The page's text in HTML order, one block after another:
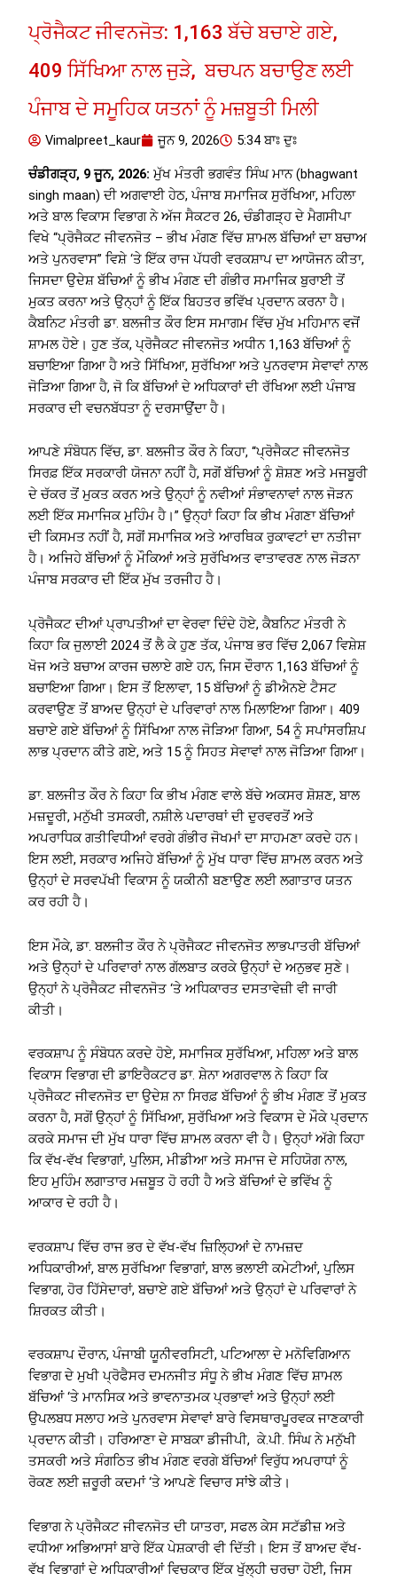
ਪ੍ਰੋਜੈਕਟ ਜੀਵਨਜੋਤ: 1,163 ਬੱਚੇ ਬਚਾਏ ਗਏ,
409 ਸਿੱਖਿਆ ਨਾਲ ਜੁੜੇ, ਬਚਪਨ ਬਚਾਉਣ ਲਈ
ਪੰਜਾਬ ਦੇ ਸਮੂਹਿਕ ਯਤਨਾਂ ਨੂੰ ਮਜ਼ਬੂਤੀ ਮਿਲੀ
Vimalpreet_kaur ਜੂਨ 9, 2026 5:34 ਬਾਃ ਦੁਃ
ਚੰਡੀਗੜ੍ਹ, 9 ਜੂਨ, 2026: ਮੁੱਖ ਮੰਤਰੀ ਭਗਵੰਤ ਸਿੰਘ ਮਾਨ (bhagwant
singh maan) ਦੀ ਅਗਵਾਈ ਹੇਠ, ਪੰਜਾਬ ਸਮਾਜਿਕ ਸੁਰੱਖਿਆ, ਮਹਿਲਾ
ਅਤੇ ਬਾਲ ਵਿਕਾਸ ਵਿਭਾਗ ਨੇ ਅੱਜ ਸੈਕਟਰ 26, ਚੰਡੀਗੜ੍ਹ ਦੇ ਮੈਗਸੀਪਾ
ਵਿਖੇ “ਪ੍ਰੋਜੈਕਟ ਜੀਵਨਜੋਤ – ਭੀਖ ਮੰਗਣ ਵਿੱਚ ਸ਼ਾਮਲ ਬੱਚਿਆਂ ਦਾ ਬਚਾਅ
ਅਤੇ ਪੁਨਰਵਾਸ” ਵਿਸ਼ੇ ‘ਤੇ ਇੱਕ ਰਾਜ ਪੱਧਰੀ ਵਰਕਸ਼ਾਪ ਦਾ ਆਯੋਜਨ ਕੀਤਾ,
ਜਿਸਦਾ ਉਦੇਸ਼ ਬੱਚਿਆਂ ਨੂੰ ਭੀਖ ਮੰਗਣ ਦੀ ਗੰਭੀਰ ਸਮਾਜਿਕ ਬੁਰਾਈ ਤੋਂ
ਮੁਕਤ ਕਰਨਾ ਅਤੇ ਉਨ੍ਹਾਂ ਨੂੰ ਇੱਕ ਬਿਹਤਰ ਭਵਿੱਖ ਪ੍ਰਦਾਨ ਕਰਨਾ ਹੈ।
ਕੈਬਨਿਟ ਮੰਤਰੀ ਡਾ. ਬਲਜੀਤ ਕੌਰ ਇਸ ਸਮਾਗਮ ਵਿੱਚ ਮੁੱਖ ਮਹਿਮਾਨ ਵਜੋਂ
ਸ਼ਾਮਲ ਹੋਏ। ਹੁਣ ਤੱਕ, ਪ੍ਰੋਜੈਕਟ ਜੀਵਨਜੋਤ ਅਧੀਨ 1,163 ਬੱਚਿਆਂ ਨੂੰ
ਬਚਾਇਆ ਗਿਆ ਹੈ ਅਤੇ ਸਿੱਖਿਆ, ਸੁਰੱਖਿਆ ਅਤੇ ਪੁਨਰਵਾਸ ਸੇਵਾਵਾਂ ਨਾਲ
ਜੋੜਿਆ ਗਿਆ ਹੈ, ਜੋ ਕਿ ਬੱਚਿਆਂ ਦੇ ਅਧਿਕਾਰਾਂ ਦੀ ਰੱਖਿਆ ਲਈ ਪੰਜਾਬ
ਸਰਕਾਰ ਦੀ ਵਚਨਬੱਧਤਾ ਨੂੰ ਦਰਸਾਉਂਦਾ ਹੈ।
ਆਪਣੇ ਸੰਬੋਧਨ ਵਿੱਚ, ਡਾ. ਬਲਜੀਤ ਕੌਰ ਨੇ ਕਿਹਾ, “ਪ੍ਰੋਜੈਕਟ ਜੀਵਨਜੋਤ
ਸਿਰਫ਼ ਇੱਕ ਸਰਕਾਰੀ ਯੋਜਨਾ ਨਹੀਂ ਹੈ, ਸਗੋਂ ਬੱਚਿਆਂ ਨੂੰ ਸ਼ੋਸ਼ਣ ਅਤੇ ਮਜਬੂਰੀ
ਦੇ ਚੱਕਰ ਤੋਂ ਮੁਕਤ ਕਰਨ ਅਤੇ ਉਨ੍ਹਾਂ ਨੂੰ ਨਵੀਆਂ ਸੰਭਾਵਨਾਵਾਂ ਨਾਲ ਜੋੜਨ
ਲਈ ਇੱਕ ਸਮਾਜਿਕ ਮੁਹਿੰਮ ਹੈ।” ਉਨ੍ਹਾਂ ਕਿਹਾ ਕਿ ਭੀਖ ਮੰਗਣਾ ਬੱਚਿਆਂ
ਦੀ ਕਿਸਮਤ ਨਹੀਂ ਹੈ, ਸਗੋਂ ਸਮਾਜਿਕ ਅਤੇ ਆਰਥਿਕ ਰੁਕਾਵਟਾਂ ਦਾ ਨਤੀਜਾ
ਹੈ। ਅਜਿਹੇ ਬੱਚਿਆਂ ਨੂੰ ਮੌਕਿਆਂ ਅਤੇ ਸੁਰੱਖਿਅਤ ਵਾਤਾਵਰਣ ਨਾਲ ਜੋੜਨਾ
ਪੰਜਾਬ ਸਰਕਾਰ ਦੀ ਇੱਕ ਮੁੱਖ ਤਰਜੀਹ ਹੈ।
ਪ੍ਰੋਜੈਕਟ ਦੀਆਂ ਪ੍ਰਾਪਤੀਆਂ ਦਾ ਵੇਰਵਾ ਦਿੰਦੇ ਹੋਏ, ਕੈਬਨਿਟ ਮੰਤਰੀ ਨੇ
ਕਿਹਾ ਕਿ ਜੁਲਾਈ 2024 ਤੋਂ ਲੈ ਕੇ ਹੁਣ ਤੱਕ, ਪੰਜਾਬ ਭਰ ਵਿੱਚ 2,067 ਵਿਸ਼ੇਸ਼
ਖੋਜ ਅਤੇ ਬਚਾਅ ਕਾਰਜ ਚਲਾਏ ਗਏ ਹਨ, ਜਿਸ ਦੌਰਾਨ 1,163 ਬੱਚਿਆਂ ਨੂੰ
ਬਚਾਇਆ ਗਿਆ। ਇਸ ਤੋਂ ਇਲਾਵਾ, 15 ਬੱਚਿਆਂ ਨੂੰ ਡੀਐਨਏ ਟੈਸਟ
ਕਰਵਾਉਣ ਤੋਂ ਬਾਅਦ ਉਨ੍ਹਾਂ ਦੇ ਪਰਿਵਾਰਾਂ ਨਾਲ ਮਿਲਾਇਆ ਗਿਆ। 409
ਬਚਾਏ ਗਏ ਬੱਚਿਆਂ ਨੂੰ ਸਿੱਖਿਆ ਨਾਲ ਜੋੜਿਆ ਗਿਆ, 54 ਨੂੰ ਸਪਾਂਸਰਸ਼ਿਪ
ਲਾਭ ਪ੍ਰਦਾਨ ਕੀਤੇ ਗਏ, ਅਤੇ 15 ਨੂੰ ਸਿਹਤ ਸੇਵਾਵਾਂ ਨਾਲ ਜੋੜਿਆ ਗਿਆ।
ਡਾ. ਬਲਜੀਤ ਕੌਰ ਨੇ ਕਿਹਾ ਕਿ ਭੀਖ ਮੰਗਣ ਵਾਲੇ ਬੱਚੇ ਅਕਸਰ ਸ਼ੋਸ਼ਣ, ਬਾਲ
ਮਜ਼ਦੂਰੀ, ਮਨੁੱਖੀ ਤਸਕਰੀ, ਨਸ਼ੀਲੇ ਪਦਾਰਥਾਂ ਦੀ ਦੁਰਵਰਤੋਂ ਅਤੇ
ਅਪਰਾਧਿਕ ਗਤੀਵਿਧੀਆਂ ਵਰਗੇ ਗੰਭੀਰ ਜੋਖਮਾਂ ਦਾ ਸਾਹਮਣਾ ਕਰਦੇ ਹਨ।
ਇਸ ਲਈ, ਸਰਕਾਰ ਅਜਿਹੇ ਬੱਚਿਆਂ ਨੂੰ ਮੁੱਖ ਧਾਰਾ ਵਿੱਚ ਸ਼ਾਮਲ ਕਰਨ ਅਤੇ
ਉਨ੍ਹਾਂ ਦੇ ਸਰਵਪੱਖੀ ਵਿਕਾਸ ਨੂੰ ਯਕੀਨੀ ਬਣਾਉਣ ਲਈ ਲਗਾਤਾਰ ਯਤਨ
ਕਰ ਰਹੀ ਹੈ।
ਇਸ ਮੌਕੇ, ਡਾ. ਬਲਜੀਤ ਕੌਰ ਨੇ ਪ੍ਰੋਜੈਕਟ ਜੀਵਨਜੋਤ ਲਾਭਪਾਤਰੀ ਬੱਚਿਆਂ
ਅਤੇ ਉਨ੍ਹਾਂ ਦੇ ਪਰਿਵਾਰਾਂ ਨਾਲ ਗੱਲਬਾਤ ਕਰਕੇ ਉਨ੍ਹਾਂ ਦੇ ਅਨੁਭਵ ਸੁਣੇ।
ਉਨ੍ਹਾਂ ਨੇ ਪ੍ਰੋਜੈਕਟ ਜੀਵਨਜੋਤ ‘ਤੇ ਅਧਿਕਾਰਤ ਦਸਤਾਵੇਜ਼ੀ ਵੀ ਜਾਰੀ
ਕੀਤੀ।
ਵਰਕਸ਼ਾਪ ਨੂੰ ਸੰਬੋਧਨ ਕਰਦੇ ਹੋਏ, ਸਮਾਜਿਕ ਸੁਰੱਖਿਆ, ਮਹਿਲਾ ਅਤੇ ਬਾਲ
ਵਿਕਾਸ ਵਿਭਾਗ ਦੀ ਡਾਇਰੈਕਟਰ ਡਾ. ਸ਼ੇਨਾ ਅਗਰਵਾਲ ਨੇ ਕਿਹਾ ਕਿ
ਪ੍ਰੋਜੈਕਟ ਜੀਵਨਜੋਤ ਦਾ ਉਦੇਸ਼ ਨਾ ਸਿਰਫ਼ ਬੱਚਿਆਂ ਨੂੰ ਭੀਖ ਮੰਗਣ ਤੋਂ ਮੁਕਤ
ਕਰਨਾ ਹੈ, ਸਗੋਂ ਉਨ੍ਹਾਂ ਨੂੰ ਸਿੱਖਿਆ, ਸੁਰੱਖਿਆ ਅਤੇ ਵਿਕਾਸ ਦੇ ਮੌਕੇ ਪ੍ਰਦਾਨ
ਕਰਕੇ ਸਮਾਜ ਦੀ ਮੁੱਖ ਧਾਰਾ ਵਿੱਚ ਸ਼ਾਮਲ ਕਰਨਾ ਵੀ ਹੈ। ਉਨ੍ਹਾਂ ਅੱਗੇ ਕਿਹਾ
ਕਿ ਵੱਖ-ਵੱਖ ਵਿਭਾਗਾਂ, ਪੁਲਿਸ, ਮੀਡੀਆ ਅਤੇ ਸਮਾਜ ਦੇ ਸਹਿਯੋਗ ਨਾਲ,
ਇਹ ਮੁਹਿੰਮ ਲਗਾਤਾਰ ਮਜ਼ਬੂਤ ​​ਹੋ ਰਹੀ ਹੈ ਅਤੇ ਬੱਚਿਆਂ ਦੇ ਭਵਿੱਖ ਨੂੰ
ਆਕਾਰ ਦੇ ਰਹੀ ਹੈ।
ਵਰਕਸ਼ਾਪ ਵਿੱਚ ਰਾਜ ਭਰ ਦੇ ਵੱਖ-ਵੱਖ ਜ਼ਿਲ੍ਹਿਆਂ ਦੇ ਨਾਮਜ਼ਦ
ਅਧਿਕਾਰੀਆਂ, ਬਾਲ ਸੁਰੱਖਿਆ ਵਿਭਾਗਾਂ, ਬਾਲ ਭਲਾਈ ਕਮੇਟੀਆਂ, ਪੁਲਿਸ
ਵਿਭਾਗ, ਹੋਰ ਹਿੱਸੇਦਾਰਾਂ, ਬਚਾਏ ਗਏ ਬੱਚਿਆਂ ਅਤੇ ਉਨ੍ਹਾਂ ਦੇ ਪਰਿਵਾਰਾਂ ਨੇ
ਸ਼ਿਰਕਤ ਕੀਤੀ।
ਵਰਕਸ਼ਾਪ ਦੌਰਾਨ, ਪੰਜਾਬੀ ਯੂਨੀਵਰਸਿਟੀ, ਪਟਿਆਲਾ ਦੇ ਮਨੋਵਿਗਿਆਨ
ਵਿਭਾਗ ਦੇ ਮੁਖੀ ਪ੍ਰੋਫੈਸਰ ਦਮਨਜੀਤ ਸੰਧੂ ਨੇ ਭੀਖ ਮੰਗਣ ਵਿੱਚ ਸ਼ਾਮਲ
ਬੱਚਿਆਂ ‘ਤੇ ਮਾਨਸਿਕ ਅਤੇ ਭਾਵਨਾਤਮਕ ਪ੍ਰਭਾਵਾਂ ਅਤੇ ਉਨ੍ਹਾਂ ਲਈ
ਉਪਲਬਧ ਸਲਾਹ ਅਤੇ ਪੁਨਰਵਾਸ ਸੇਵਾਵਾਂ ਬਾਰੇ ਵਿਸਥਾਰਪੂਰਵਕ ਜਾਣਕਾਰੀ
ਪ੍ਰਦਾਨ ਕੀਤੀ। ਹਰਿਆਣਾ ਦੇ ਸਾਬਕਾ ਡੀਜੀਪੀ, ਕੇ.ਪੀ. ਸਿੰਘ ਨੇ ਮਨੁੱਖੀ
ਤਸਕਰੀ ਅਤੇ ਸੰਗਠਿਤ ਭੀਖ ਮੰਗਣ ਵਰਗੇ ਬੱਚਿਆਂ ਵਿਰੁੱਧ ਅਪਰਾਧਾਂ ਨੂੰ
ਰੋਕਣ ਲਈ ਜ਼ਰੂਰੀ ਕਦਮਾਂ ‘ਤੇ ਆਪਣੇ ਵਿਚਾਰ ਸਾਂਝੇ ਕੀਤੇ।
ਵਿਭਾਗ ਨੇ ਪ੍ਰੋਜੈਕਟ ਜੀਵਨਜੋਤ ਦੀ ਯਾਤਰਾ, ਸਫਲ ਕੇਸ ਸਟੱਡੀਜ਼ ਅਤੇ
ਵਧੀਆ ਅਭਿਆਸਾਂ ਬਾਰੇ ਇੱਕ ਪੇਸ਼ਕਾਰੀ ਵੀ ਦਿੱਤੀ। ਇਸ ਤੋਂ ਬਾਅਦ ਵੱਖ-
ਵੱਖ ਵਿਭਾਗਾਂ ਦੇ ਅਧਿਕਾਰੀਆਂ ਵਿਚਕਾਰ ਇੱਕ ਖੁੱਲ੍ਹੀ ਚਰਚਾ ਹੋਈ, ਜਿਸ